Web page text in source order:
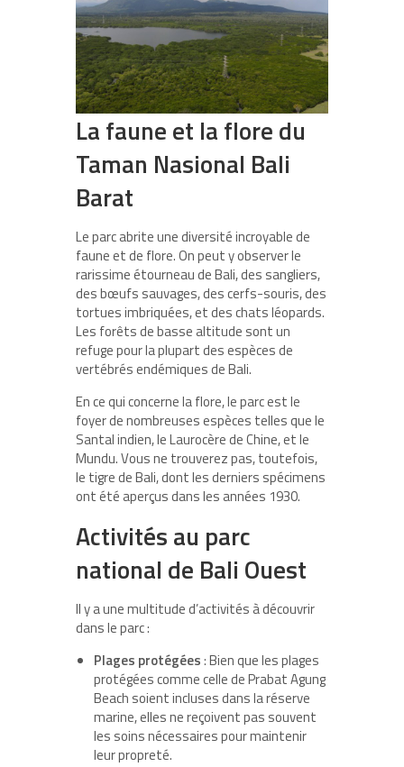
La faune et la flore du
Taman Nasional Bali
Barat
Le parc abrite une diversité incroyable de
faune et de flore. On peut y observer le
rarissime étourneau de Bali, des sangliers,
des bœufs sauvages, des cerfs-souris, des
tortues imbriquées, et des chats léopards.
Les forêts de basse altitude sont un
refuge pour la plupart des espèces de
vertébrés endémiques de Bali.
En ce qui concerne la flore, le parc est le
foyer de nombreuses espèces telles que le
Santal indien, le Laurocère de Chine, et le
Mundu. Vous ne trouverez pas, toutefois,
le tigre de Bali, dont les derniers spécimens
ont été aperçus dans les années 1930.
Activités au parc
national de Bali Ouest
Il y a une multitude d’activités à découvrir
dans le parc :
Plages protégées: Bien que les plages
protégées comme celle de Prabat Agung
Beach soient incluses dans la réserve
marine, elles ne reçoivent pas souvent
les soins nécessaires pour maintenir
leur propreté.